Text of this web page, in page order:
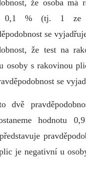
že osoba má
0,1 % (tj. 1 ze
se
že test na
osoby s rakovinou
se
dvě
hodnotu
je negativní u